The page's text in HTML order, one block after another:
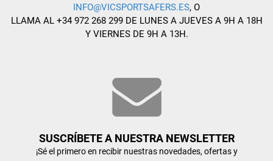
INFO@VICSPORTSAFERS.ES, O
LLAMA AL +34 972 268 299 DE LUNES A JUEVES A 9H A 18H
Y VIERNES DE 9H A 13H.
SUSCRÍBETE A NUESTRA NEWSLETTER
¡Sé el primero en recibir nuestras novedades, ofertas y